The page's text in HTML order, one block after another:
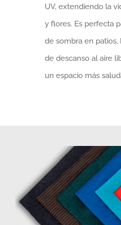
UV, extendiendo la
y flores. Es perfecta
de sombra en patios,
de descanso al aire
un espacio más